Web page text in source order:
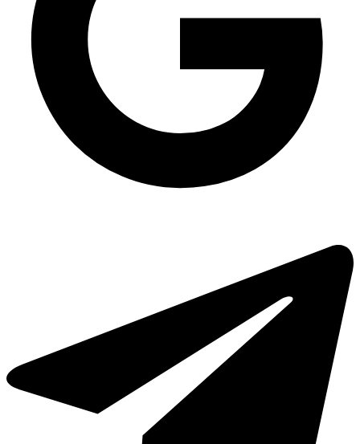
Купити пластикові стакани оптом
Чистячі засоби
Полістирол упаковка
Замовити контейнер для їжі
Стакан полімерний без кришки 95090 на 360 мл, 1000 шт/ящ
Упаковка для соусу ПС-421дч на 100 мл на два ділення (імбир/васабі),
1000 шт/уп
Бокси для сетів суші купити